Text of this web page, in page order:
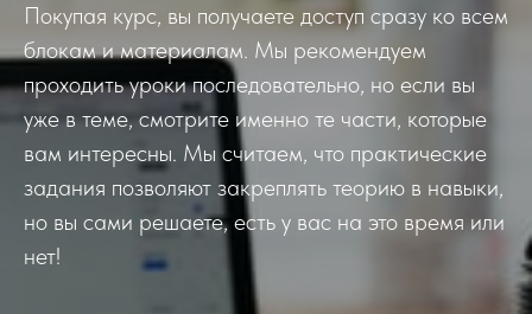
Покупая курс, вы получаете доступ сразу ко всем
блокам и материалам. Мы рекомендуем
проходить уроки последовательно, но если вы
уже в теме, смотрите именно те части, которые
вам интересны. Мы считаем, что практические
задания позволяют закреплять теорию в навыки,
но вы сами решаете, есть у вас на это время или
нет!